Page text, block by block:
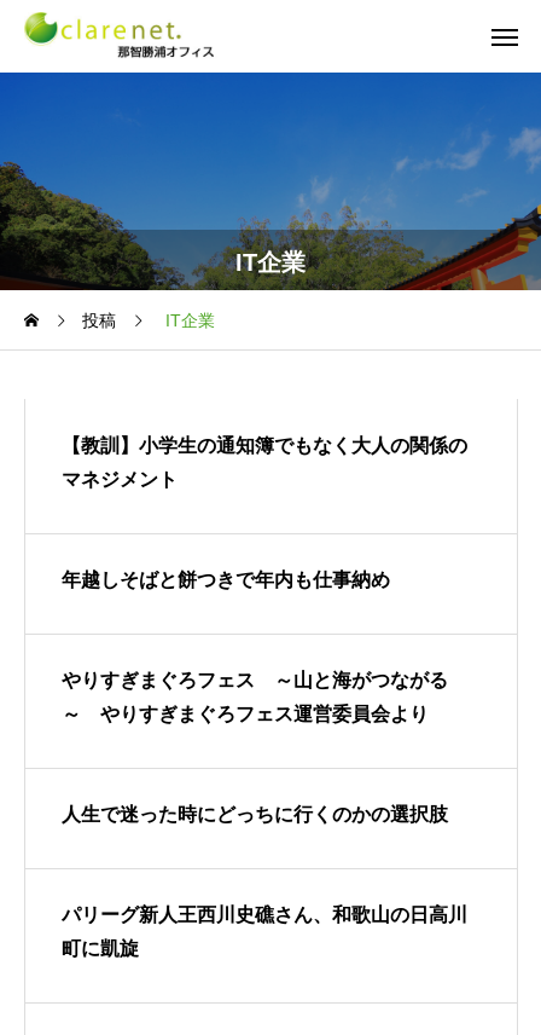
IT企業
投稿 IT企業
【教訓】小学生の通知簿でもなく大人の関係の
マネジメント
年越しそばと餅つきで年内も仕事納め
やりすぎまぐろフェス ～山と海がつながる
～ やりすぎまぐろフェス運営委員会より
人生で迷った時にどっちに行くのかの選択肢
パリーグ新人王西川史礁さん、和歌山の日高川
町に凱旋